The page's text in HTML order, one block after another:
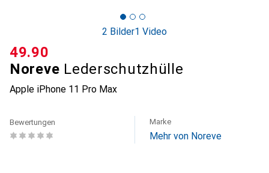
2 Bilder1 Video
Noreve Lederschutzhülle
Apple iPhone 11 Pro Max
CHF
49.90
Bewertungen Marke
Mehr von Noreve